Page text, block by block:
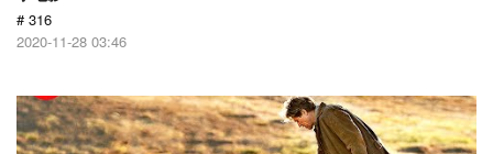
# 316
2020-11-28 03:46